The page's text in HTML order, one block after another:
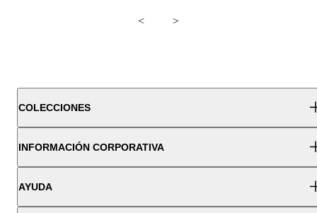
< >
COLECCIONES
INFORMACIÓN CORPORATIVA
AYUDA